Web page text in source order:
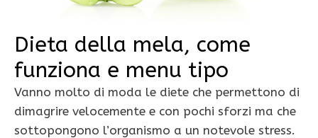
Dieta della mela, come
funziona e menu tipo
Vanno molto di moda le diete che permettono di
dimagrire velocemente e con pochi sforzi ma che
sottopongono l’organismo a un notevole stress.